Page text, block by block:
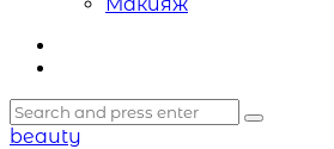
Search
Search
for:
Search
beauty